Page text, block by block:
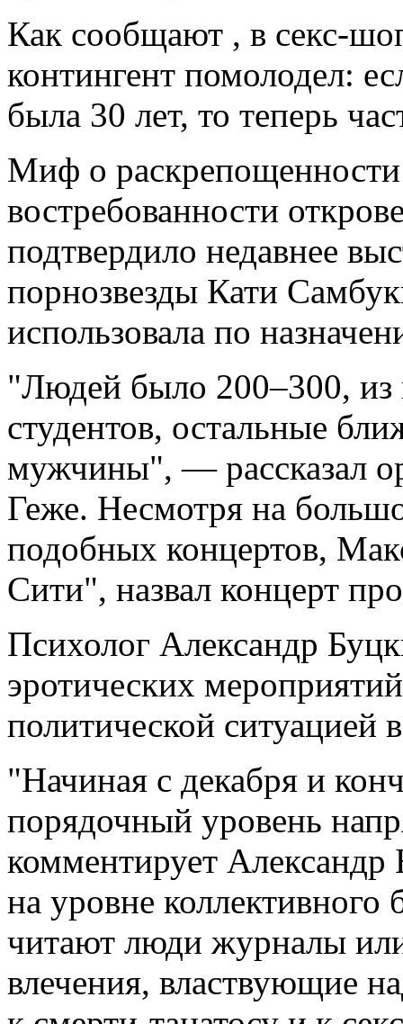
Как сообщают , в секс-
контингент помолодел:
была 30 лет, то теперь
Миф о
востребованности
подтвердило недавнее
порнозвезды Кати
использовала по
"Людей было 200–300, из
студентов, остальные
мужчины", — рассказал
Геже. Несмотря на
подобных концертов,
Сити", назвал концерт
Психолог Александр
эротических
политической ситуацией
"Начиная с декабря и
порядочный уровень
комментирует
на уровне
читают люди журналы
влечения, властвующие